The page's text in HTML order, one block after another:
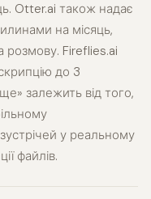
Otter.ai також надає
на місяць,
Fireflies.ai
до 3
залежить від того,
у реальному
файлів.